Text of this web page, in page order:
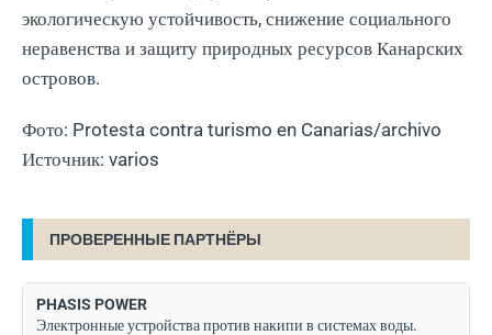
экологическую устойчивость, снижение социального
неравенства и защиту природных ресурсов Канарских
островов.
Фото: Protesta contra turismo en Canarias/archivo
Источник: varios
ПРОВЕРЕННЫЕ ПАРТНЁРЫ
PHASIS POWER
Электронные устройства против накипи в системах воды.